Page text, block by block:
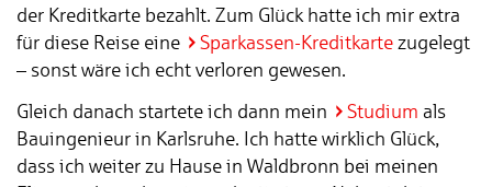
der Kreditkarte bezahlt. Zum Glück hatte ich mir extra
für diese Reise eine
Sparkassen-Kreditkartezugelegt
– sonst wäre ich echt verloren gewesen.
Gleich danach startete ich dann mein
Studium als
Bauingenieur in Karlsruhe. Ich hatte wirklich Glück,
dass ich weiter zu Hause in Waldbronn bei meinen